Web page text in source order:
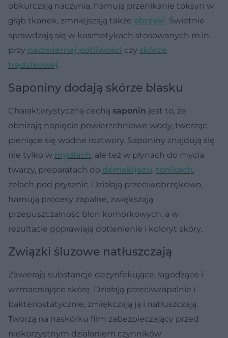
obkurczają naczynia, hamują przenikanie toksyn w
głąb tkanek, zmniejszają także obrzęki. Świetnie
sprawdzają się w kosmetykach stosowanych m.in.
przy nadmiernej potliwości czy skórze
trądzikowej.
Saponiny dodają skórze blasku
Charakterystyczną cechą saponin jest to, że
obniżają napięcie powierzchniowe wody, tworząc
pieniące się wodne roztwory. Saponiny znajdują się
nie tylko w mydłach, ale też w płynach do mycia
twarzy, preparatach do demakijażu, tonikach,
żelach pod prysznic. Działają przeciwobrzękowo,
hamują procesy zapalne, zwiększają
przepuszczalność błon komórkowych, a w
rezultacie poprawiają dotlenienie i koloryt skóry.
Związki śluzowe natłuszczają
Zawierają substancje dezynfekujące, łagodzące i
wzmacniające skórę. Działają przeciwzapalnie i
bakteriostatycznie, zmiękczają ją i natłuszczają.
Tworzą na naskórku film zabezpieczający przed
niekorzystnym działaniem czynników